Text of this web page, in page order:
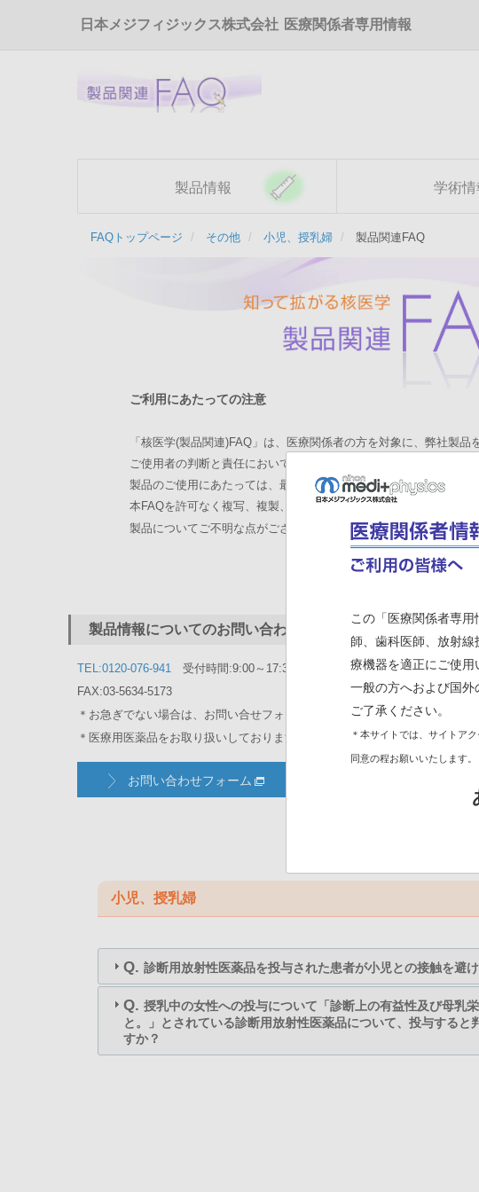
日本メジフィジックス株式会社 医療関係者専用情報
製品情報 学術情
FAQトップページ その他 小児、授乳婦 製品関連FAQ
ご利用にあたっての注意
「核医学(製品関連)FAQ」は、医療関係者の方を対象に、弊社製
ご使用者の判断と責任においてご活用いただき、その結果につい
製品のご使用にあたっては、最新の添付文書をご確認いただきます
本FAQを許可なく複写、複製、転掲、改変等を行うことはご遠慮く
製品についてご不明な点がございましたら、弊社製品お問い合わせ
製品情報についてのお問い合わせ
TEL:0120-076-941
受付時間:9:00～17:30（土・日・祝日・当社休業日を除
FAX:03-5634-5173
＊お急ぎでない場合は、お問い合せフォームからご質問いただけます。
＊医療用医薬品をお取り扱いしておりますので、一般の方からのお問い合
お問い合わせフォーム
小児、授乳婦
Q. 診断用放射性医薬品を投与された患者が小児との接触を避
Q. 授乳中の女性への投与について「診断上の有益性及び母乳
と。」とされている診断用放射性医薬品について、投与する
すか？
この「医療関係者専
師、歯科医師、放射
療機器を適正にご使用
一般の方へおよび国
ご了承ください。
＊本サイトでは、サイトア
同意の程お願いいたします。